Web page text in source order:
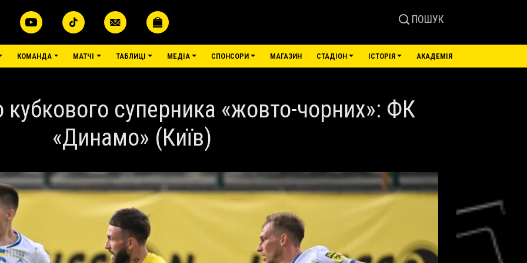
ПОШУК
КОМАНДА МАТЧІ ТАБЛИЦІ МЕДІА СПОНСОРИ МАГАЗИН СТАДІОН ІСТОРІЯ АКАДЕМІЯ
суперника «жовто-чорних»: ФК
«Динамо» (Київ)